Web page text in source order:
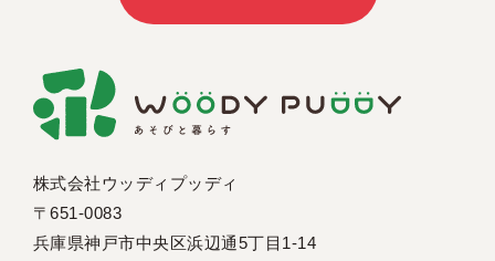
株式会社ウッディプッディ
〒651-0083
兵庫県神戸市中央区浜辺通5丁目1-14